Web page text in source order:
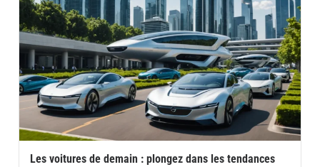
Les voitures de demain : plongez dans les tendances